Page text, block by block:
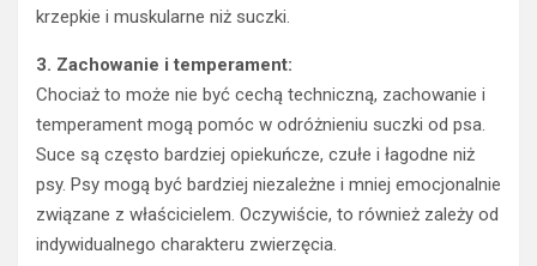
krzepkie i muskularne niż suczki.
3. Zachowanie i temperament:
Chociaż to może nie być cechą techniczną, zachowanie i
temperament mogą pomóc w odróżnieniu suczki od psa.
Suce są często bardziej opiekuńcze, czułe i łagodne niż
psy. Psy mogą być bardziej niezależne i mniej emocjonalnie
związane z właścicielem. Oczywiście, to również zależy od
indywidualnego charakteru zwierzęcia.